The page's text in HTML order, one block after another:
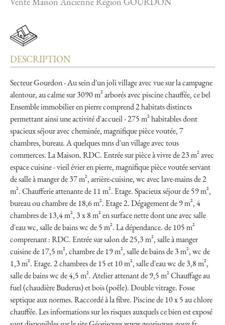
Vente Maison Ancienne Région GOURDON
DESCRIPTION
Secteur Gourdon - Au sein d'un joli village avec vue sur la campagne
alentour, au calme sur 3090 m² arborés avec piscine chauffée, ce bel
Ensemble immobilier en pierre comprend 2 habitats distincts
permettant ainsi une activité d'accueil - 275 m² habitables dont
spacieux séjour avec cheminée, magnifique pièce voutée, 7
chambres, bureau. A quelques mns d'un village avec tous
commerces. La Maison. RDC. Entrée sur pièce à vivre de 23 m² avec
espace cuisine - vieil évier en pierre, magnifique pièce voutée servant
de salle à manger de 37 m², arrière-cuisine, wc avec lave-mains de 2
m². Chaufferie attenante de 11 m². Etage. Spacieux séjour de 59 m²,
bureau ou chambre de 18,6 m². Etage 2. Dégagement de 9 m², 4
chambres de 13,4 m², 3 x 8 m² en surface nette dont une avec salle
d'eau wc, salle de bains wc de 5 m². La dépendance. de 105 m²
comprenant : RDC. Entrée sur salon de 25,3 m², salle à manger
cuisine de 17,5 m², chambre de 19 m², salle de bains de 3 m², wc de
1,3 m². Etage. 2 chambres de 15 et 10 m², salle d'eau wc de 3,8 m²,
salle de bains wc de 4,5 m². Atelier attenant de 9,5 m² Chauffage au
fuel (chaudière Buderus) et bois (poêle). Double vitrage. Fosse
septique aux normes. Raccordé à la fibre. Piscine de 10 x 5 au chlore
chauffée. Les informations sur les risques auxquels ce bien est exposé